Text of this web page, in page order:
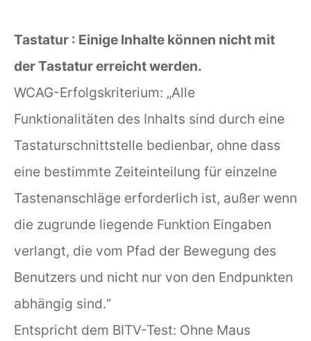
Tastatur : Einige Inhalte können nicht mit
der Tastatur erreicht werden.
WCAG-Erfolgskriterium: „Alle
Funktionalitäten des Inhalts sind durch eine
Tastaturschnittstelle bedienbar, ohne dass
eine bestimmte Zeiteinteilung für einzelne
Tastenanschläge erforderlich ist, außer wenn
die zugrunde liegende Funktion Eingaben
verlangt, die vom Pfad der Bewegung des
Benutzers und nicht nur von den Endpunkten
abhängig sind.“
Entspricht dem BITV-Test: Ohne Maus